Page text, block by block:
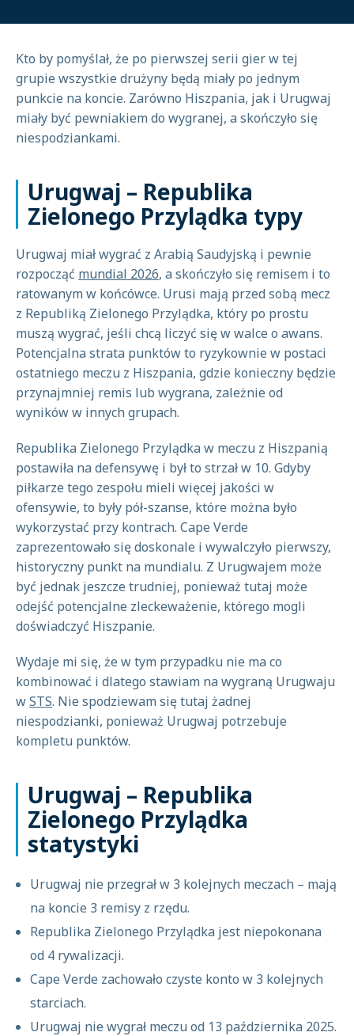
Kto by pomyślał, że po pierwszej serii gier w tej
grupie wszystkie drużyny będą miały po jednym
punkcie na koncie. Zarówno Hiszpania, jak i Urugwaj
miały być pewniakiem do wygranej, a skończyło się
niespodziankami.
Urugwaj – Republika
Zielonego Przylądka typy
Urugwaj miał wygrać z Arabią Saudyjską i pewnie
rozpocząć mundial 2026, a skończyło się remisem i to
ratowanym w końcówce. Urusi mają przed sobą mecz
z Republiką Zielonego Przylądka, który po prostu
muszą wygrać, jeśli chcą liczyć się w walce o awans.
Potencjalna strata punktów to ryzykownie w postaci
ostatniego meczu z Hiszpania, gdzie konieczny będzie
przynajmniej remis lub wygrana, zależnie od
wyników w innych grupach.
Republika Zielonego Przylądka w meczu z Hiszpanią
postawiła na defensywę i był to strzał w 10. Gdyby
piłkarze tego zespołu mieli więcej jakości w
ofensywie, to były pół-szanse, które można było
wykorzystać przy kontrach. Cape Verde
zaprezentowało się doskonale i wywalczyło pierwszy,
historyczny punkt na mundialu. Z Urugwajem może
być jednak jeszcze trudniej, ponieważ tutaj może
odejść potencjalne zleckeważenie, którego mogli
doświadczyć Hiszpanie.
Wydaje mi się, że w tym przypadku nie ma co
kombinować i dlatego stawiam na wygraną Urugwaju
wSTS. Nie spodziewam się tutaj żadnej
niespodzianki, ponieważ Urugwaj potrzebuje
kompletu punktów.
Urugwaj – Republika
Zielonego Przylądka
statystyki
Urugwaj nie przegrał w 3 kolejnych meczach – mają
na koncie 3 remisy z rzędu.
Republika Zielonego Przylądka jest niepokonana
od 4 rywalizacji.
Cape Verde zachowało czyste konto w 3 kolejnych
starciach.
Urugwaj nie wygrał meczu od 13 października 2025.